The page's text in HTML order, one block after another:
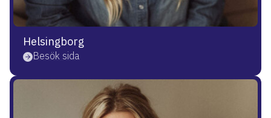
Helsingborg
Besök sida